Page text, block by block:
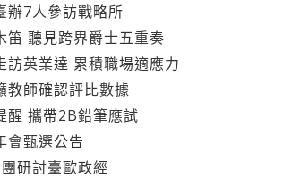
辦7人參訪戰略所
笛 聽見跨界爵士五重奏
英業達 累積職場適應力
教師確認評比數據
醒 攜帶2B鉛筆應試
會甄選公告
研討臺歐政經